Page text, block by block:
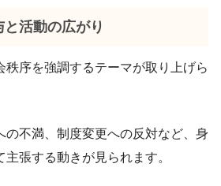
活動の広がり
秩序を強調するテーマが取り上げら
の不満、制度変更への反対など、身
張する動きが見られます。